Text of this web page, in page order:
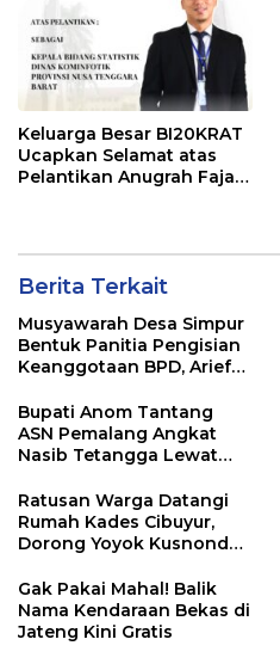
Keluarga Besar BI20KRAT
Ucapkan Selamat atas
Pelantikan Anugrah Fajar
Berita Terkait
Musyawarah Desa Simpur
Bentuk Panitia Pengisian
Keanggotaan BPD, Arief
Sebagai Ketua
Bupati Anom Tantang
ASN Pemalang Angkat
Nasib Tetangga Lewat
Ratusan Warga Datangi
Rumah Kades Cibuyur,
Dorong Yoyok Kusnondo
Gak Pakai Mahal! Balik
Nama Kendaraan Bekas di
Jateng Kini Gratis